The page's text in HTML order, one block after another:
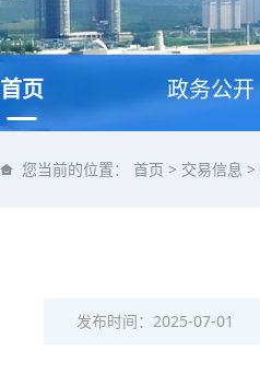
首页 政务公开
您当前的位置： 首页 > 交易信息 >
发布时间： 2025-07-01